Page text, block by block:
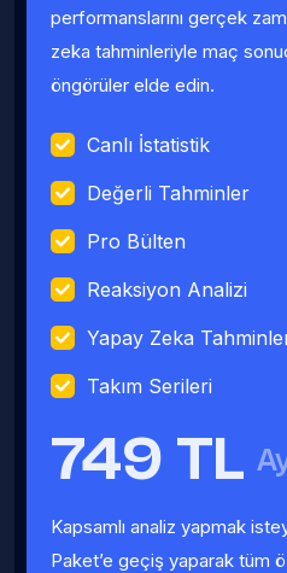
performanslarını gerçek
zeka tahminleriyle maç
öngörüler elde edin.
Canlı İstatistik
Değerli Tahminler
Pro Bülten
Reaksiyon Analizi
Yapay Zeka
Takım Serileri
749 TL
Kapsamlı analiz yapmak
Paket’e geçiş yaparak tüm